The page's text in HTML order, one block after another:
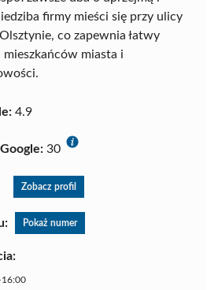
firmy mieści się przy ulicy
co zapewnia łatwy
mieszkańców miasta i
4.9
30
Zobacz profil
Pokaż numer